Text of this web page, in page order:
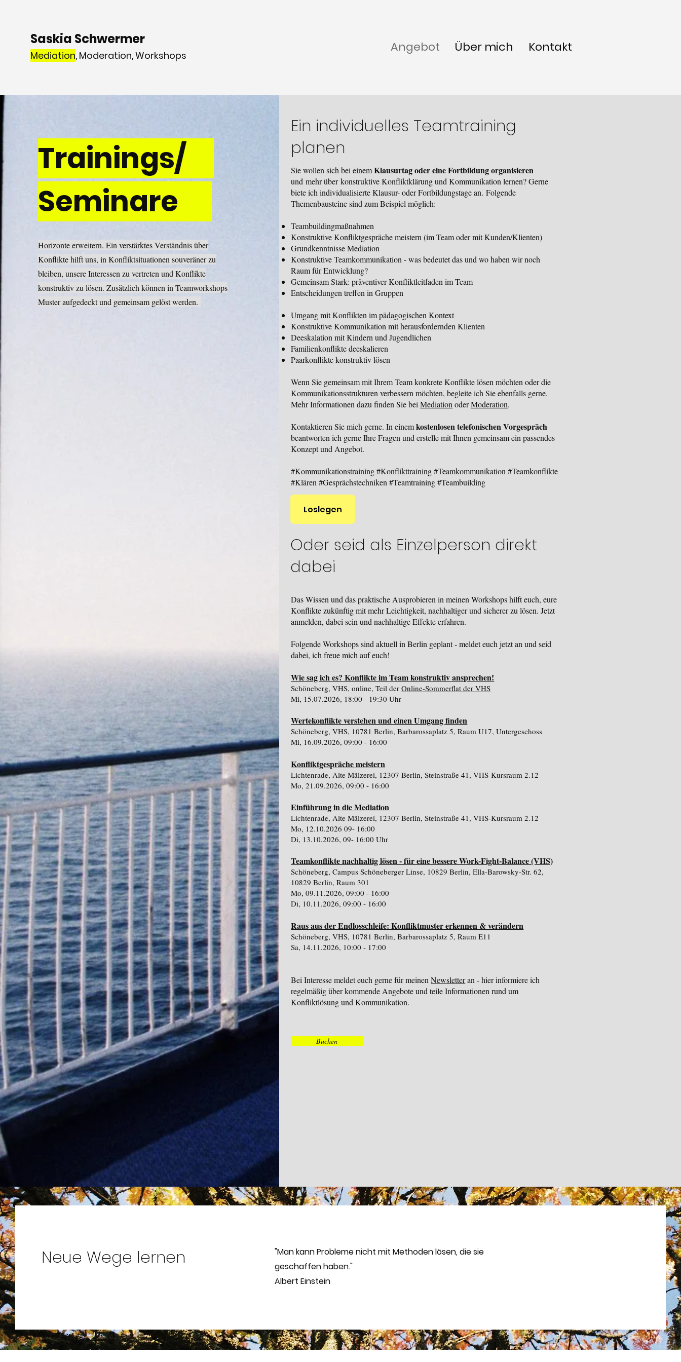
Saskia Schwermer
Mediation, Moderation, Workshops
Angebot Über mich Kontakt
Trainings/
Seminare
Horizonte erweitern. Ein verstärktes Verständnis über
Konflikte hilft uns, in Konfliktsituationen souveräner zu
bleiben, unsere Interessen zu vertreten und Konflikte
konstruktiv zu lösen. Zusätzlich können in Teamworkshops
Muster aufgedeckt und gemeinsam gelöst werden.
Ein individuelles Teamtraining
planen
Sie wollen sich bei einemKlausurtag oder eine Fortbildung organisieren
und mehr überkonstruktive Konfliktklärung und Kommunikation lernen? Gerne
biete ich individualisierte Klausur- oder Fortbildungstage an. Folgende
Themenbausteine sind zum Beispiel möglich:
Teambuildingmaßnahmen
Konstruktive Konfliktgespräche meistern (im Team oder mit Kunden/Klienten)
Grundkenntnisse Mediation
Konstruktive Teamkommunikation - was bedeutet das und wo haben wir noch
Raum für Entwicklung?
Gemeinsam Stark: präventiver Konfliktleitfaden im Team
Entscheidungen treffen in Gruppen
Umgang mit Konflikten im pädagogischen Kontext
Konstruktive Kommunikation mit herausfordernden Klienten
Deeskalation mit Kindern und Jugendlichen
Familienkonflikte deeskalieren
Paarkonflikte konstruktiv lösen
Wenn Sie gemeinsam mit Ihrem Team konkrete Konflikte lösen möchten oder die
Kommunikationsstrukturen verbessern möchten, begleite ich Sie ebenfalls gerne.
Mehr Informationen dazu finden Sie beiMediation oderModeration.
Kontaktieren Sie mich gerne. In einemkostenlosen telefonischen Vorgespräch
beantworten ich gerne Ihre Fragen und erstelle mit Ihnen gemeinsam ein passendes
Konzept und Angebot.
#Kommunikationstraining #Konflikttraining #Teamkommunikation #Teamkonflikte
#Klären #Gesprächstechniken #Teamtraining #Teambuilding
Loslegen
Oder seid als Einzelperson direkt
dabei
Das Wissen und das praktische Ausprobieren in meinen Workshops hilft euch, eure
Konflikte zukünftig mit mehr Leichtigkeit, nachhaltiger und sicherer zu lösen. Jetzt
anmelden, dabei sein und nachhaltige Effekte erfahren.
Folgende Workshops sind aktuell in Berlin geplant - meldet euch jetzt an und seid
dabei, ich freue mich auf euch!
Wie sag ich es? Konflikte im Team konstruktiv ansprechen!
Schöneberg, VHS, online, Teil derOnline-Sommerflat der VHS
Mi, 15.07.2026, 18:00 - 19:30 Uhr
Wertekonflikte verstehen und einen Umgang finden
Schöneberg, VHS, 10781 Berlin, Barbarossaplatz 5, Raum U17, Untergeschoss
Mi, 16.09.2026, 09:00 - 16:00
Konfliktgespräche meistern
Lichtenrade, Alte Mälzerei, 12307 Berlin, Steinstraße 41, VHS-Kursraum 2.12
Mo, 21.09.2026, 09:00 - 16:00
Einführung in die Mediation
Lichtenrade, Alte Mälzerei, 12307 Berlin, Steinstraße 41, VHS-Kursraum 2.12
Mo, 12.10.2026 09- 16:00
Di, 13.10.2026, 09- 16:00 Uhr
Teamkonflikte nachhaltig lösen - für eine bessere Work-Fight-Balance (VHS)
Schöneberg, Campus Schöneberger Linse, 10829 Berlin, Ella-Barowsky-Str. 62,
10829 Berlin, Raum 301
Mo, 09.11.2026, 09:00 - 16:00
Di, 10.11.2026, 09:00 - 16:00
Raus aus der Endlosschleife: Konfliktmuster erkennen & verändern
Schöneberg, VHS, 10781 Berlin, Barbarossaplatz 5, Raum E11
Sa, 14.11.2026, 10:00 - 17:00
Bei Interesse meldet euch gerne für meinenNewsletteran - hier informiere ich
regelmäßig über kommende Angebote und teile Informationen rund um
Konfliktlösung und Kommunikation.
Buchen
Neue Wege lernen
"Man kann Probleme nicht mit Methoden lösen, die sie
geschaffen haben."
Albert Einstein